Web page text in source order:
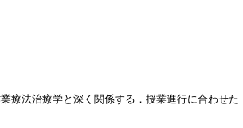
療法治療学と深く関係する．授業進行に合わせ